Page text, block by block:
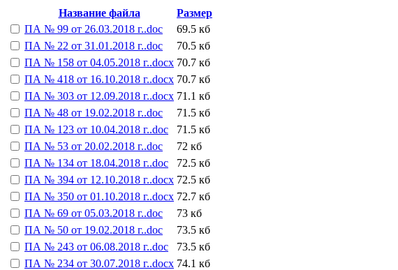
Название файла
Размер
ПА № 99 от 26.03.2018 г..doc
69.5 кб
ПА № 22 от 31.01.2018 г..doc
70.5 кб
ПА № 158 от 04.05.2018 г..docx 70.7 кб
ПА № 418 от 16.10.2018 г..docx 70.7 кб
ПА № 303 от 12.09.2018 г..docx 71.1 кб
ПА № 48 от 19.02.2018 г..doc
71.5 кб
ПА № 123 от 10.04.2018 г..doc
71.5 кб
ПА № 53 от 20.02.2018 г..doc
72 кб
ПА № 134 от 18.04.2018 г..doc
72.5 кб
ПА № 394 от 12.10.2018 г..docx 72.5 кб
ПА № 350 от 01.10.2018 г..docx 72.7 кб
ПА № 69 от 05.03.2018 г..doc
73 кб
ПА № 50 от 19.02.2018 г..doc
73.5 кб
ПА № 243 от 06.08.2018 г..doc
73.5 кб
ПА № 234 от 30.07.2018 г..docx 74.1 кб